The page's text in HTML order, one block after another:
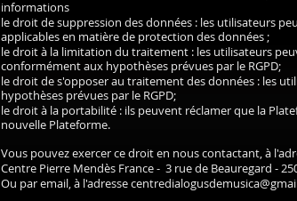
informations
le droit de suppression des données : les utilisateurs
applicables en matière de protection des données ;
le droit à la limitation du traitement : les utilisateurs
conformément aux hypothèses prévues par le RGPD;
le droit de s'opposer au traitement des données : les
hypothèses prévues par le RGPD;
le droit à la portabilité : ils peuvent réclamer que la
nouvelle Plateforme.
Vous pouvez exercer ce droit en nous contactant, à
Centre Pierre Mendès France - 3 rue de Beauregard -
Ou par email, à l'adresse